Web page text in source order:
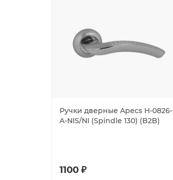
Ручки дверные Apecs H-0826-
A-NIS/NI (Spindle 130) (B2B)
1100 ₽